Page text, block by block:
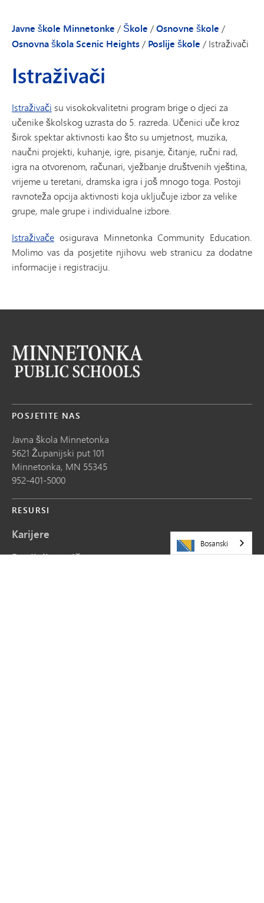
Javne škole Minnetonke / Škole /Osnovne škole /
Osnovna škola Scenic Heights/ Poslije škole / Istraživači
Istraživači
Istraživači su visokokvalitetni program brige o djeci za
učenike školskog uzrasta do 5. razreda. Učenici uče kroz
širok spektar aktivnosti kao što su umjetnost, muzika,
naučni projekti, kuhanje, igre, pisanje, čitanje, ručni rad,
igra na otvorenom, računari, vježbanje društvenih vještina,
vrijeme u teretani, dramska igra i još mnogo toga. Postoji
ravnoteža opcija aktivnosti koja uključuje izbor za velike
grupe, male grupe i individualne izbore.
Istraživače osigurava Minnetonka Community Education.
Molimo vas da posjetite njihovu web stranicu za dodatne
informacije i registraciju.
POSJETITE NAS
Javna škola Minnetonka
5621 Županijski put 101
Minnetonka, MN 55345
952-401-5000
RESURSI
Karijere
Podijelite priču
Bosanski